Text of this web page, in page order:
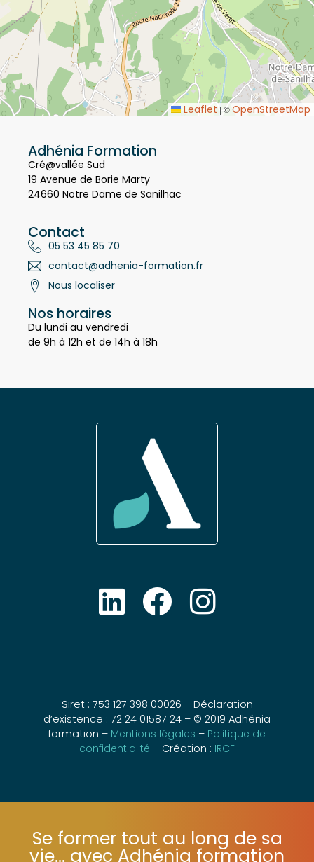
Adhénia Formation
Cré@vallée Sud
19 Avenue de Borie Marty
Contact
05 53 45 85 70
contact@adhenia-formation.fr
Nos horaires
Du lundi au vendredi
Siret : 753 127 398 00026 – Déclaration
d’existence : 72 24 01587 24 – © 2019 Adhénia
formation –Mentions légales– Politique de
Se former tout au long de sa